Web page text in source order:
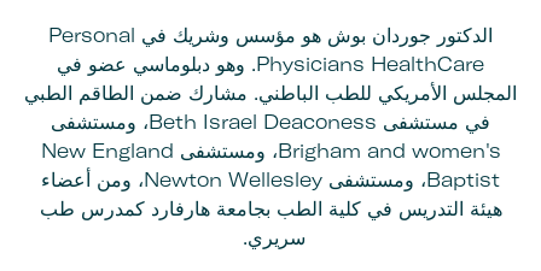
الدكتور جوردان بوش هو مؤسس وشريك في Personal
Physicians HealthCare. وهو دبلوماسي عضو في
المجلس الأمريكي للطب الباطني. مشارك ضمن الطاقم الطبي
في مستشفى Beth Israel Deaconess، ومستشفى
Brigham and women's، ومستشفى New England
Baptist، ومستشفى Newton Wellesley، ومن أعضاء
هيئة التدريس في كلية الطب بجامعة هارفارد كمدرس طب
سريري.